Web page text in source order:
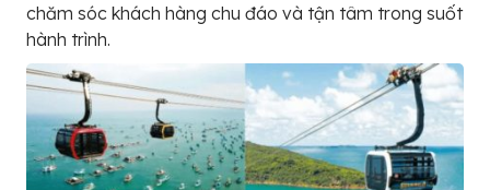
chăm sóc khách hàng chu đáo và tận tâm trong suốt
hành trình.